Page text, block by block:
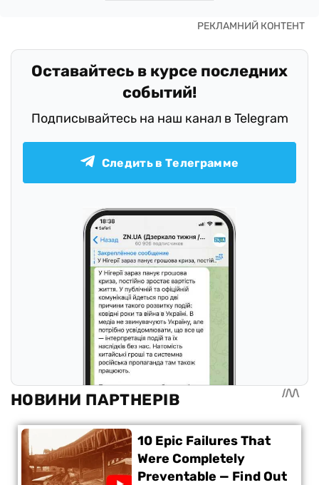
Оставайтесь в курсе последних
событий!
Подписывайтесь на наш канал в Telegram
Следить в Телеграмме